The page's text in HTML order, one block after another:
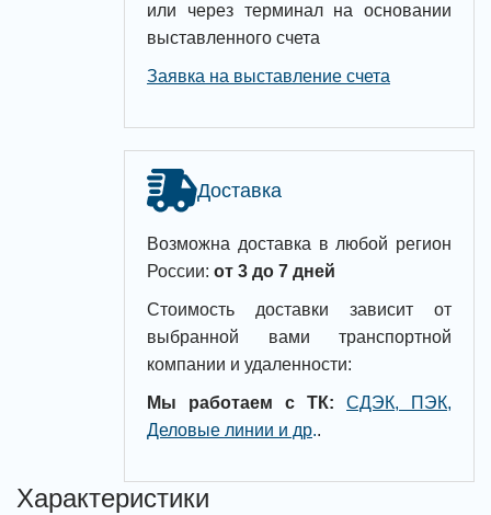
или через терминал на основании
выставленного счета
Заявка на выставление счета
Доставка
Возможна доставка в любой регион
России: от 3 до 7 дней
Стоимость доставки зависит от
выбранной вами транспортной
компании и удаленности:
Мы работаем с ТК:
СДЭК, ПЭК,
Деловые линии и др..
Характеристики